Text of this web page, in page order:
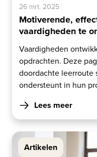
26 mrt. 2025
Motiverende,
vaardigheden te
Vaardigheden
opdrachten. Deze
doordachte leerroute
ondersteunt in hun
Lees meer
Artikelen